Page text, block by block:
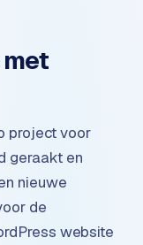
project voor
geraakt en
nieuwe
de
website